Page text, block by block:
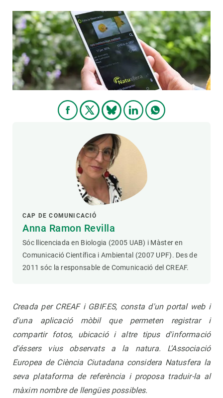
CAP DE COMUNICACIÓ
Anna Ramon Revilla
Sóc llicenciada en Biologia (2005 UAB) i Màster en
Comunicació Científica i Ambiental (2007 UPF). Des de
2011 sóc la responsable de Comunicació del CREAF.
Creada per CREAF i GBIF.ES, consta d'un portal web i
d'una aplicació mòbil que permeten registrar i
compartir fotos, ubicació i altre tipus d'informació
d'éssers vius observats a la natura. L'Associació
Europea de Ciència Ciutadana considera Natusfera la
seva plataforma de referència i proposa traduir-la al
màxim nombre de llengües possibles.